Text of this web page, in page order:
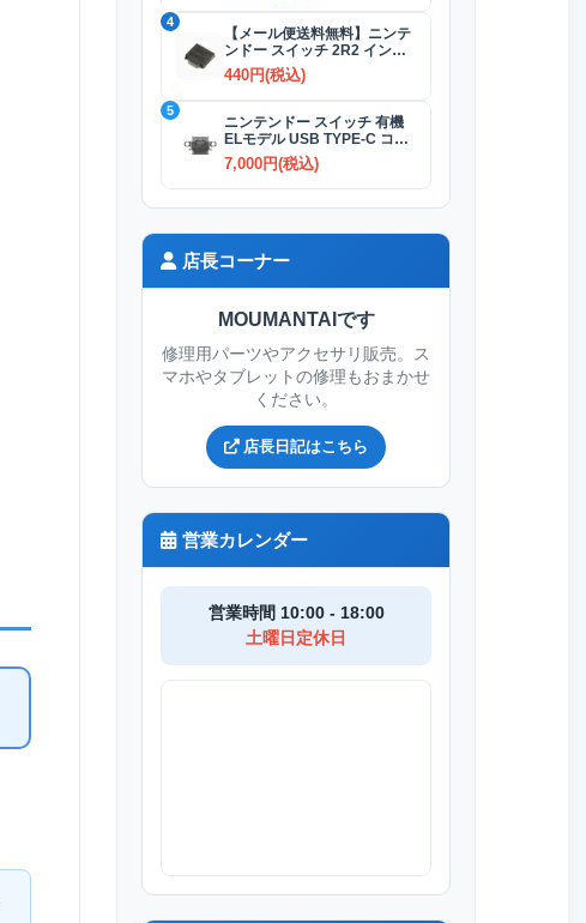
4
【メール便送料無料】ニンテ
ンドー スイッチ 2R2 インダ
クタ(コイル)
440円(税込)
5
ニンテンドー スイッチ 有機
ELモデル USB TYPE-C コネ
クター交換修理
7,000円(税込)
店長コーナー
MOUMANTAIです
修理用パーツやアクセサリ販売。ス
マホやタブレットの修理もおまかせ
ください。
店長日記はこちら
営業カレンダー
営業時間 10:00 - 18:00
土曜日定休日